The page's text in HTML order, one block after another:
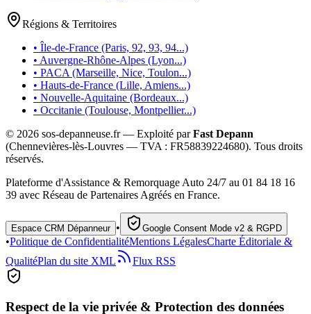
Régions & Territoires
• Île-de-France (Paris, 92, 93, 94...)
• Auvergne-Rhône-Alpes (Lyon...)
• PACA (Marseille, Nice, Toulon...)
• Hauts-de-France (Lille, Amiens...)
• Nouvelle-Aquitaine (Bordeaux...)
• Occitanie (Toulouse, Montpellier...)
© 2026 sos-depanneuse.fr — Exploité parFast Depann
(Chennevières-lès-Louvres — TVA : FR58839224680). Tous droits
réservés.
Plateforme d'Assistance & Remorquage Auto 24/7 au 01 84 18 16
39 avec Réseau de Partenaires Agréés en France.
Espace CRM Dépanneur • Google Consent Mode v2 & RGPD
•Politique de ConfidentialitéMentions LégalesCharte Éditoriale &
QualitéPlan du site XML Flux RSS
Respect de la vie privée & Protection des données